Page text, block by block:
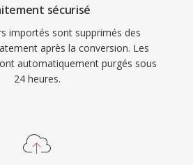
sécurisé
importés sont supprimés des
après la conversion. Les
automatiquement purgés sous
24 heures.